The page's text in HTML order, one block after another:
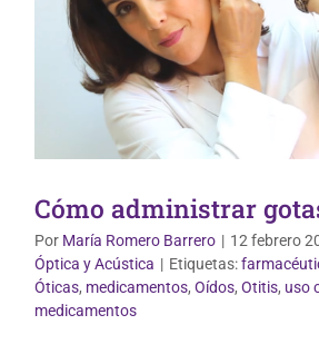
Cómo administrar
Por María Romero Barrero | 12 febrero
Óptica y Acústica | Etiquetas:
Óticas, medicamentos, Oídos, Otitis, uso
medicamentos